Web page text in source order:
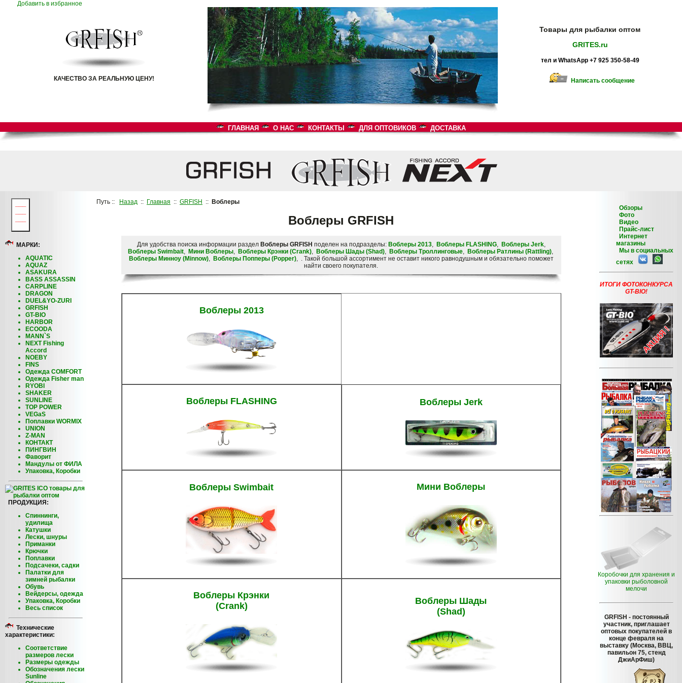
Добавить в избранное
КАЧЕСТВО ЗА РЕАЛЬНУЮ ЦЕНУ!
Товары для рыбалки оптом
GRITES.ru
тел и WhatsApp +7 925 350-58-49
Написать сообщение
ГЛАВНАЯ О НАС КОНТАКТЫ ДЛЯ ОПТОВИКОВ ДОСТАВКА
МАРКИ:
AQUATIC
AQUAZ
ASAKURA
BASS ASSASSIN
CARPLINE
DRAGON
DUEL&YO-ZURI
GRFISH
GT-BIO
HARBOR
ECOODA
MANN`S
NEXT Fishing
Accord
NOEBY
FINS
Одежда COMFORT
Одежда Fisher man
RYOBI
SHAKER
SUNLINE
TOP POWER
VEGaS
Поплавки WORMIX
UNION
Z-MAN
КОНТАКТ
ПИНГВИН
Фаворит
Мандулы от ФИЛА
Упаковка, Коробки
ПРОДУКЦИЯ:
Спиннинги,
удилища
Катушки
Лески, шнуры
Приманки
Крючки
Поплавки
Подсачеки, садки
Палатки для
зимней рыбалки
Обувь
Вейдерсы, одежда
Упаковка, Коробки
Весь список
Технические
характеристики:
Соответствие
размеров лески
Размеры одежды
Обозначения лески
Sunline
Путь :: Назад :: Главная :: GRFISH :: Воблеры
Воблеры GRFISH
Для удобства поиска информации раздел Воблеры GRFISH поделен на подразделы: Воблеры 2013, Воблеры FLASHING, Воблеры Jerk,
Воблеры Swimbait, Мини Воблеры, Воблеры Крэнки (Crank), Воблеры Шады (Shad), Воблеры Троллинговые, Воблеры Ратлины (Rattling),
Воблеры Минноу (Minnow), Воблеры Попперы (Popper), . Такой большой ассортимент не оставит никого равнодушным и обязательно поможет
найти своего покупателя.
Воблеры 2013
Воблеры FLASHING Воблеры Jerk
Воблеры Swimbait Мини Воблеры
Воблеры Крэнки
(Crank)
Воблеры Шады
(Shad)
Обзоры
Фото
Видео
Прайс-лист
Интернет
магазины
Мы в социальных
сетях
ИТОГИ ФОТОКОНКУРСА
GT-BIO!
Коробочки для хранения и
упаковки рыболовной
мелочи
GRFISH - постоянный
участник, приглашает
оптовых покупателей в
конце февраля на
выставку (Москва, ВВЦ,
павильон 75, стенд
ДжиАрФиш)